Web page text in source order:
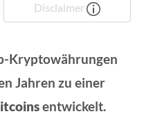
Disclaimer
Kryptowährungen
Jahren zu einer
entwickelt.